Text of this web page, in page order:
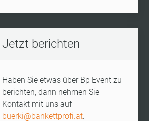
Jetzt berichten
Haben Sie etwas über Bp Event zu
berichten, dann nehmen Sie
Kontakt mit uns auf
buerki@bankettprofi.at.